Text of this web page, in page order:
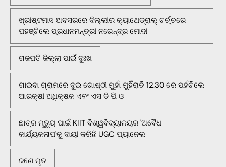
ଖ୍ରୀଷ୍ଟମାସ ଅବସରରେ ଦିଲ୍ଲୀର କ୍ୟାଥେଡ୍ରାଲ୍ ଚର୍ଚ୍ଚରେ
ପହଞ୍ଚିଲେ ପ୍ରଧାନମନ୍ତ୍ରୀ ନରେନ୍ଦ୍ର ମୋଦୀ
ଗଜପତି ଜିଲ୍ଲା ପାଇଁ ଦୁଃଖ
ଗାଇବା ଗ୍ରାମରେ ଦୁଇ ଗୋଷ୍ଠୀ ମୁହାଁ ମୁହିଁରାତି 12.30 ରେ ପହଁଚିଲେ
ଆରକ୍ଷୀ ଅଧିକ୍ଷକ ଏବଂ ଏସ ଡି ପି ଓ
ଛାତ୍ର ମୃତ୍ୟୁ ପାଇଁ KIIT ବିଶ୍ୱବିଦ୍ୟାଳୟର 'ଅବୈଧ
କାର୍ଯ୍ୟକଳାପ'କୁ ଦାୟୀ କରିଛି UGC ପ୍ୟାନେଲ
ଜଣେ ମୃତ